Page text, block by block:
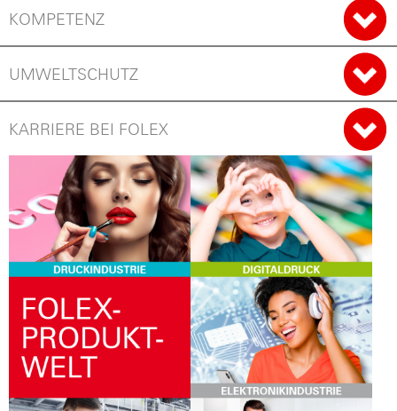
KOMPETENZ
UMWELTSCHUTZ
KARRIERE BEI FOLEX